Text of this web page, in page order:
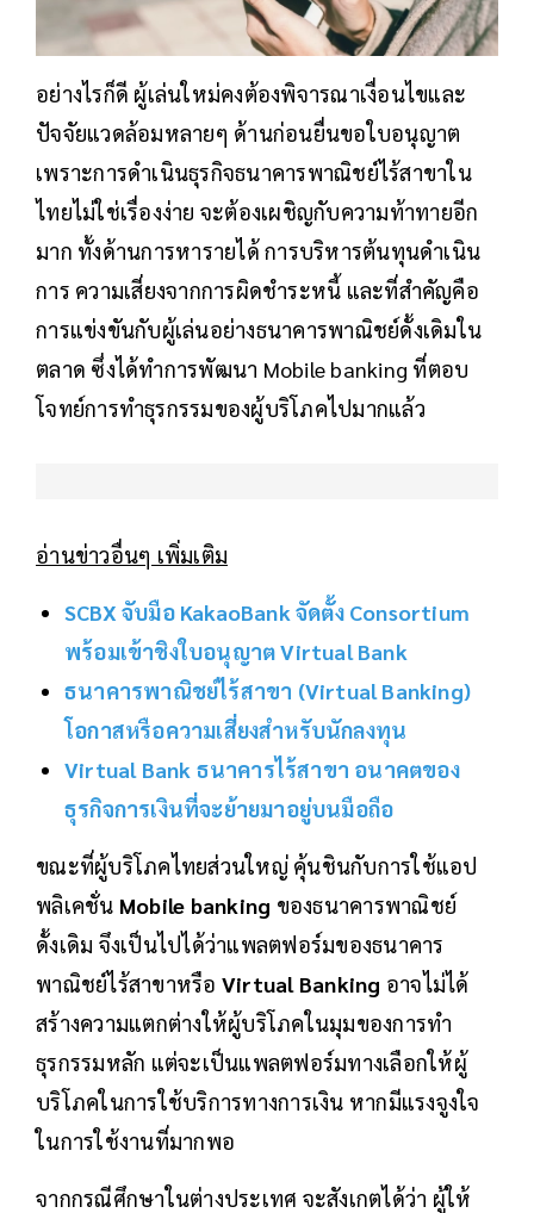
อย่างไรก็ดี ผู้เล่นใหม่คงต้องพิจารณาเงื่อนไขและ
ปัจจัยแวดล้อมหลายๆ ด้านก่อนยื่นขอใบอนุญาต
เพราะการดำเนินธุรกิจธนาคารพาณิชย์ไร้สาขาใน
ไทยไม่ใช่เรื่องง่าย จะต้องเผชิญกับความท้าทายอีก
มาก ทั้งด้านการหารายได้ การบริหารต้นทุนดำเนิน
การ ความเสี่ยงจากการผิดชำระหนี้ และที่สำคัญคือ
การแข่งขันกับผู้เล่นอย่างธนาคารพาณิชย์ดั้งเดิมใน
ตลาด ซึ่งได้ทำการพัฒนา Mobile banking ที่ตอบ
โจทย์การทำธุรกรรมของผู้บริโภคไปมากแล้ว
อ่านข่าวอื่นๆ เพิ่มเติม
SCBX จับมือ KakaoBank จัดตั้ง Consortium
พร้อมเข้าชิงใบอนุญาต Virtual Bank
ธนาคารพาณิชย์ไร้สาขา (Virtual Banking)
โอกาสหรือความเสี่ยงสำหรับนักลงทุน
Virtual Bank ธนาคารไร้สาขา อนาคตของ
ธุรกิจการเงินที่จะย้ายมาอยู่บนมือถือ
ขณะที่ผู้บริโภคไทยส่วนใหญ่ คุ้นชินกับการใช้แอป
พลิเคชั่น Mobile banking ของธนาคารพาณิชย์
ดั้งเดิม จึงเป็นไปได้ว่าแพลตฟอร์มของธนาคาร
พาณิชย์ไร้สาขาหรือ Virtual Banking อาจไม่ได้
สร้างความแตกต่างให้ผู้บริโภคในมุมของการทำ
ธุรกรรมหลัก แต่จะเป็นแพลตฟอร์มทางเลือกให้ผู้
บริโภคในการใช้บริการทางการเงิน หากมีแรงจูงใจ
ในการใช้งานที่มากพอ
จากกรณีศึกษาในต่างประเทศ จะสังเกตได้ว่า ผู้ให้